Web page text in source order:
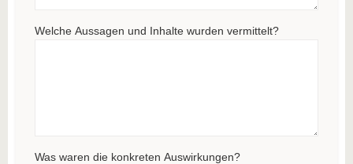
Welche Aussagen und Inhalte wurden vermittelt?
Was waren die konkreten Auswirkungen?